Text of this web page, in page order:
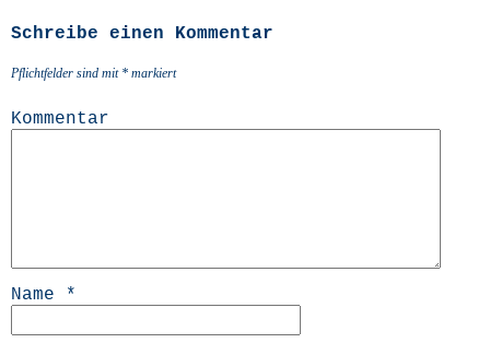
Schreibe einen Kommentar
Pflichtfelder sind mit * markiert
Kommentar
Name *